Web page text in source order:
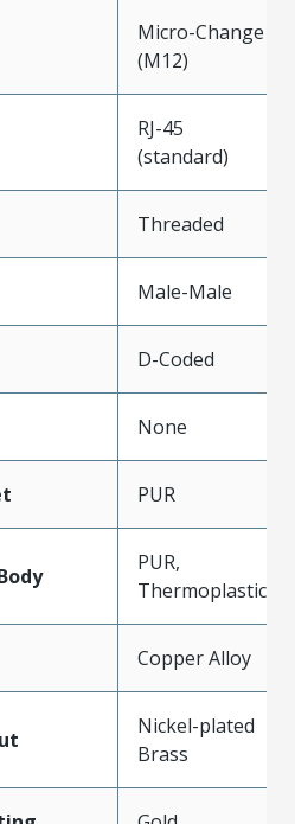
Micro-Change
(M12)
RJ-45
(standard)
Threaded
Male-Male
D-Coded
None
PUR
PUR,
Thermoplastic
Copper Alloy
Nickel-plated
Brass